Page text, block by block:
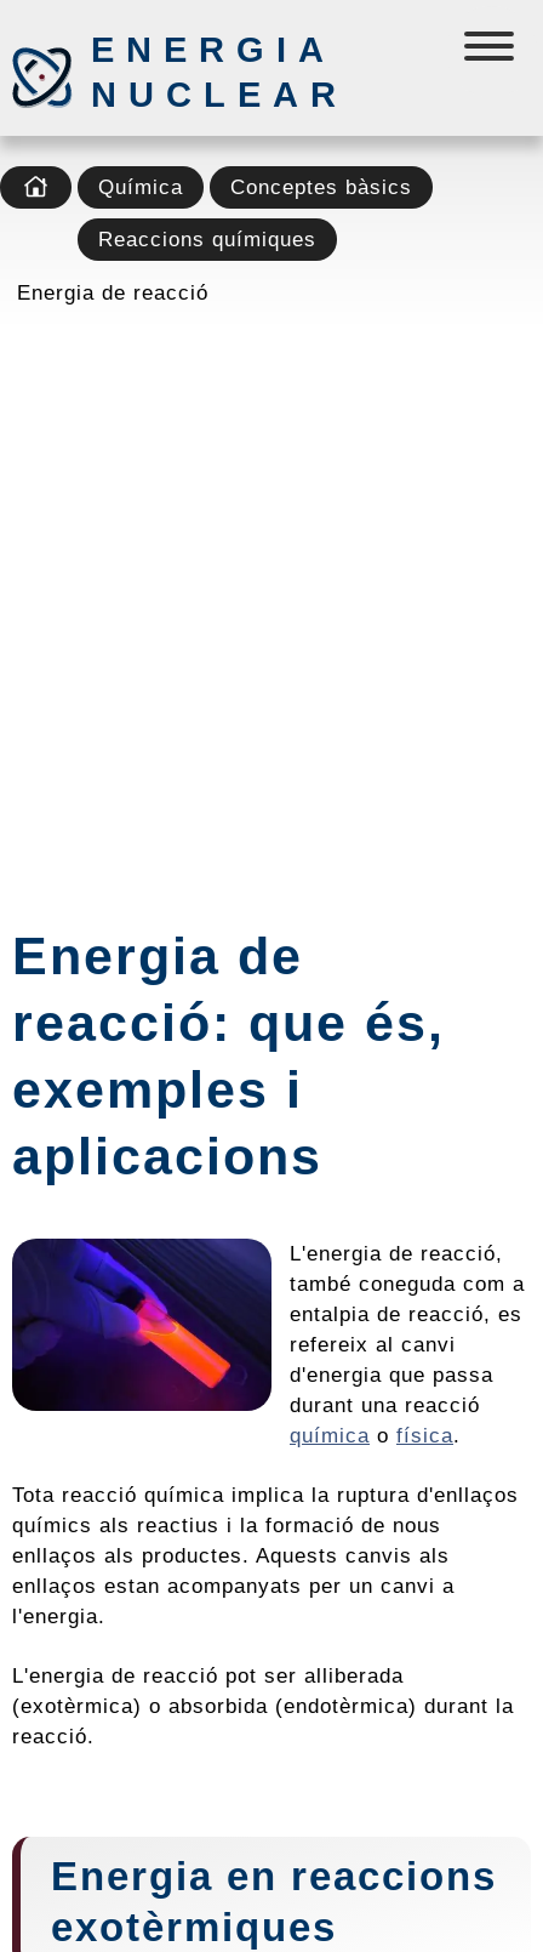
ENERGIA
NUCLEAR
Química Conceptes bàsics
Reaccions químiques
Energia de reacció
Energia de
reacció: que és,
exemples i
aplicacions
L'energia de reacció,
també coneguda com a
entalpia de reacció, es
refereix al canvi
d'energia que passa
durant una reacció
química o física.
Tota reacció química implica la ruptura d'enllaços
químics als reactius i la formació de nous
enllaços als productes. Aquests canvis als
enllaços estan acompanyats per un canvi a
l'energia.
L'energia de reacció pot ser alliberada
(exotèrmica) o absorbida (endotèrmica) durant la
reacció.
Energia en reaccions
exotèrmiques